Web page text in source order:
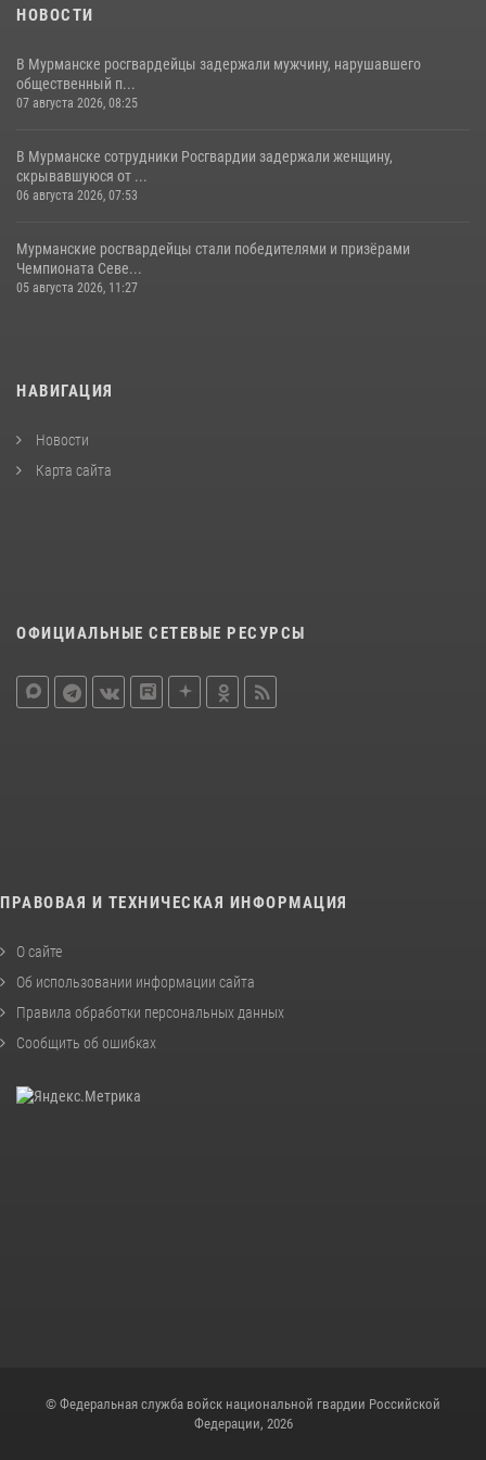
НОВОСТИ
В Мурманске росгвардейцы задержали мужчину, нарушавшего
общественный п...
07 августа 2026, 08:25
В Мурманске сотрудники Росгвардии задержали женщину,
скрывавшуюся от ...
06 августа 2026, 07:53
Мурманские росгвардейцы стали победителями и призёрами
Чемпионата Севе...
05 августа 2026, 11:27
НАВИГАЦИЯ
Новости
Карта сайта
ОФИЦИАЛЬНЫЕ СЕТЕВЫЕ РЕСУРСЫ
ПРАВОВАЯ И ТЕХНИЧЕСКАЯ ИНФОРМАЦИЯ
О сайте
Об использовании информации сайта
Правила обработки персональных данных
Сообщить об ошибках
© Федеральная служба войск национальной гвардии Российской
Федерации, 2026